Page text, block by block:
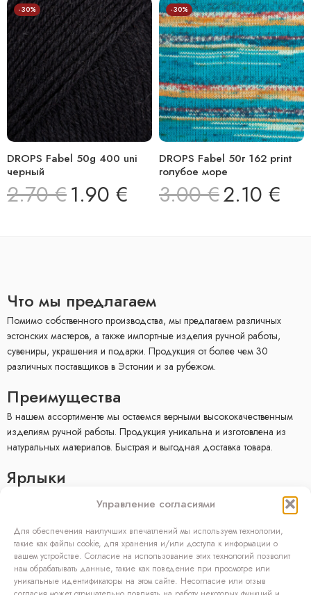
Управление согласиями
Для обеспечения наилучших впечатлений мы используем технологии,
такие как файлы cookie, для хранения и/или доступа к информации о
вашем устройстве. Согласие на использование этих технологий позволит
нам обрабатывать данные, такие как поведение при просмотре или
уникальные идентификаторы на этом сайте. Несогласие или отзыв
-30%
DROPS Fabel 50g 400 uni
черный
2.70€1.90 €
-30%
DROPS Fabel 50г 162 print
голубое море
3.00€2.10 €
Что мы предлагаем
Помимо собственного производства, мы предлагаем различных
эстонских мастеров, а также импортные изделия ручной работы,
сувениры, украшения и подарки. Продукция от более чем 30
различных поставщиков в Эстонии и за рубежом.
Преимущества
В нашем ассортименте мы остаемся верными высококачественным
изделиям ручной работы. Продукция уникальна и изготовлена ​​из
натуральных материалов. Быстрая и выгодная доставка товара.
Ярлыки
Политика конфиденциальности
Facebook
Kонтакт